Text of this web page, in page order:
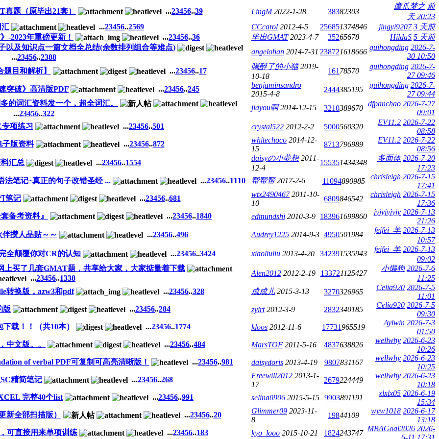
题（原毕出21套） ...23456..39 LingM 2022-1-28 38382303
鹰爪梦之 前
天 20:23
汇
...23456..2569 CCcarol 2012-4-5 256851374846 jingyi9207 3 天前
-2023年重磅更新！
...23456..36 毕出GMAT 2023-4-7 35265678 HildaS 5 天前
及知识点一篇文档全总结(余数排列组合等难点)
...23456..2388
angelohan 2014-7-31 238721618666
guihongding 2026-7-
30 10:50
目和解析】
...23456..17
喝醉了的小猫 2019-
10-18
161 78570
guihongding 2026-7-
27 09:46
突破》高清版PDF
...23456..245
benjaminsandro
2015-4-8
2444385195
guihongding 2026-7-
27 09:44
的词汇资料发一个，超全词汇。
...23456..322
jiayou啊 2014-12-15 3210389670
dfpanchao 2026-7-27
09:01
项练习
...23456..501 crystal522 2012-2-2 5000560320
EV11.2 2026-7-22
08:58
版资料
...23456..872 whitechoco 2014-12-
15
8713796989
EV11.2 2026-7-22
08:56
汇总
...23456..1554
daisyの小夢想 2011-
12-4
155351434348
多面体 2026-7-20
17:23
法笔记~真正的句子改错圣经 ...
...23456..1110 帮帮帮 2017-2-6 11094890985
chrisleigh 2026-7-15
17:41
笔记
...23456..681 wtx2490467 2011-10-
10
6809846542
chrisleigh 2026-7-15
17:36
备考资料』
...23456..1840 edmundshi 2010-3-9 183961699860
jyjyjyjyjy 2026-7-13
21:26
攒人品贴～～
...23456..496 Audrey1225 2014-9-3 4950501984
feifei_羊 2026-7-13
10:57
全颠覆你对CR的认知
...23456..3424 xiaoliuliu 2013-4-20 342391535943
feifei_羊 2026-7-13
09:02
上买了几套GMAT题，共享给大家，大家掂量着下载
...23456..1338
Alen2012 2012-2-19 133721125427
小懒狗 2026-7-6
11:25
转换版，azw3和pdf
...23456..328 成成儿 2015-3-13 3270326965
Celia920 2026-7-5
11:01
版
...23456..284 zylrt 2012-3-9 2832340185
Celia920 2026-7-5
09:30
载！！（共10本）
...23456..1774 kloos 2012-11-6 17731965519
Aylwin 2026-7-3
01:50
中文版。。
...23456..484 MarsTOF 2011-5-16 4837638826
wellwhy 2026-6-23
10:26
of verbal PDF可复制可高亮清晰版！
...23456..981 daisydoris 2013-4-19 9807831167
wellwhy 2026-6-23
10:25
精简笔记
...23456..268 Freewill2012 2013-1-
17
2679224449
wellwhy 2026-6-23
10:18
完整40个list
...23456..991 selina0906 2015-5-15 9903891191
xlxlx05 2026-6-19
15:34
新全部扫描版）
...23456..20 Glimmer09 2023-11-
8
19844109
wyw1018 2026-6-17
13:18
可直接用来单项训练
...23456..183 kyo_looo 2015-10-21 1824243747
MBAGoal2026 2026-
6-11 17:31